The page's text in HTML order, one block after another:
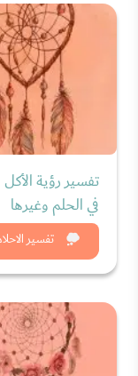
تفسير
تفسير رؤية
في الحلم وغيرها
شاهد